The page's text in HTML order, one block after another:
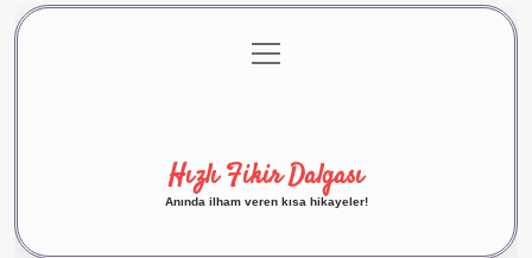
Gizlilik Politikası
menüyü
aç
Hızlı Fikir Dalgası
Anında ilham veren kısa hikayeler!